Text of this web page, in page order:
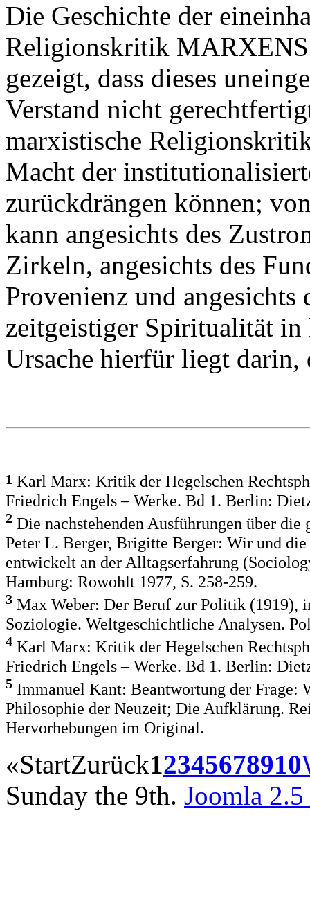
Die Geschichte der
Religionskritik MARXENS
gezeigt, dass dieses
Verstand nicht
marxistische
Macht der
zurückdrängen können;
kann angesichts des
Zirkeln, angesichts des
Provenienz und angesichts
zeitgeistiger Spiritualität in
Ursache hierfür liegt darin,
1 Karl Marx: Kritik der Hegelschen
Friedrich Engels – Werke. Bd 1. Berlin:
2 Die nachstehenden Ausführungen über
Peter L. Berger, Brigitte Berger: Wir und
entwickelt an der Alltagserfahrung
Hamburg: Rowohlt 1977, S. 258-259.
3 Max Weber: Der Beruf zur Politik (1919),
Soziologie. Weltgeschichtliche Analysen.
4 Karl Marx: Kritik der Hegelschen
Friedrich Engels – Werke. Bd 1. Berlin:
5 Immanuel Kant: Beantwortung der
Philosophie der Neuzeit; Die Aufklärung.
Hervorhebungen im Original.
«StartZurück12345678910
Sunday the 9th. Joomla